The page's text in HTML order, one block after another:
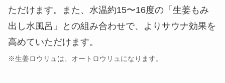
ただけます。また、水温約15〜16度の「生姜もみ
出し水風呂」との組み合わせで、よりサウナ効果を
高めていただけます。
※生姜ロウリュは、オートロウリュになります。